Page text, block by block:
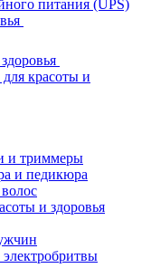
питания (UPS)
красоты и
и триммеры
и педикюра
и здоровья